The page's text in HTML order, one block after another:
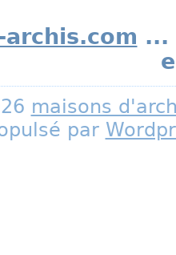
...
maisons
par